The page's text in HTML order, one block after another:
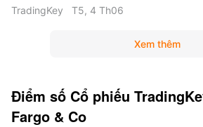
dư nợ cho vay vượt ngưỡng 1 nghìn tỷ
giữ nguyên dự báo cả năm với triển vọng
TradingKey T5, 4 Th06
Xem thêm
Điểm số Cổ phiếu
Fargo & Co